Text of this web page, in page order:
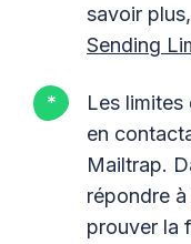
savoir
Sending
Les limites
en
Mailtrap.
répondre
prouver la